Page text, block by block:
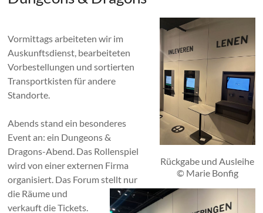
Rückgabe und Ausleihe
© Marie Bonfig
Vormittags arbeiteten wir im
Auskunftsdienst, bearbeiteten
Vorbestellungen und sortierten
Transportkisten für andere
Standorte.
Abends stand ein besonderes
Event an: ein Dungeons &
Dragons-Abend. Das Rollenspiel
wird von einer externen Firma
organisiert. Das Forum stellt nur
die Räume und
verkauft die Tickets.